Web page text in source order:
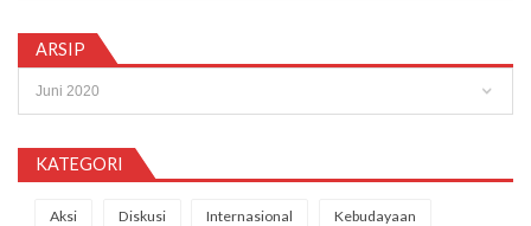
ARSIP
KATEGORI
Aksi Diskusi Internasional Kebudayaan